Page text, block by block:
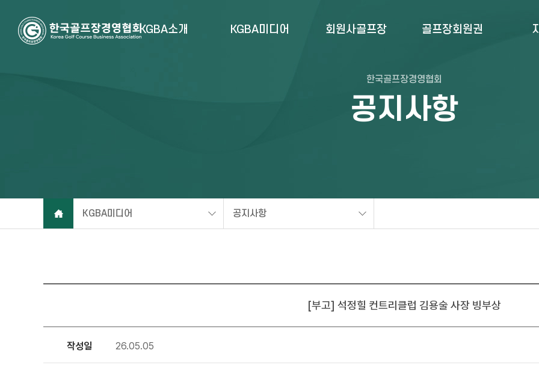
KGBA소개 KGBA미디어 회원사골프장 골프장회원권
한국골프장경영협회
공지사항
KGBA미디어 공지사항
[부고] 석정힐 컨트리클럽 김용술 사장 빙부상
작성일 26.05.05